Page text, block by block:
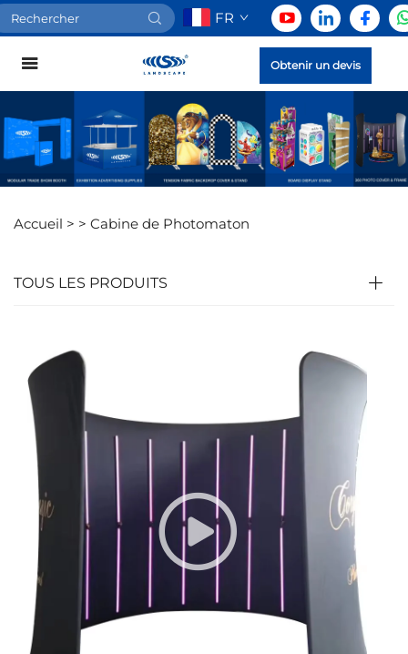
FR
Obtenir un devis
Accueil > > Cabine de Photomaton
TOUS LES PRODUITS